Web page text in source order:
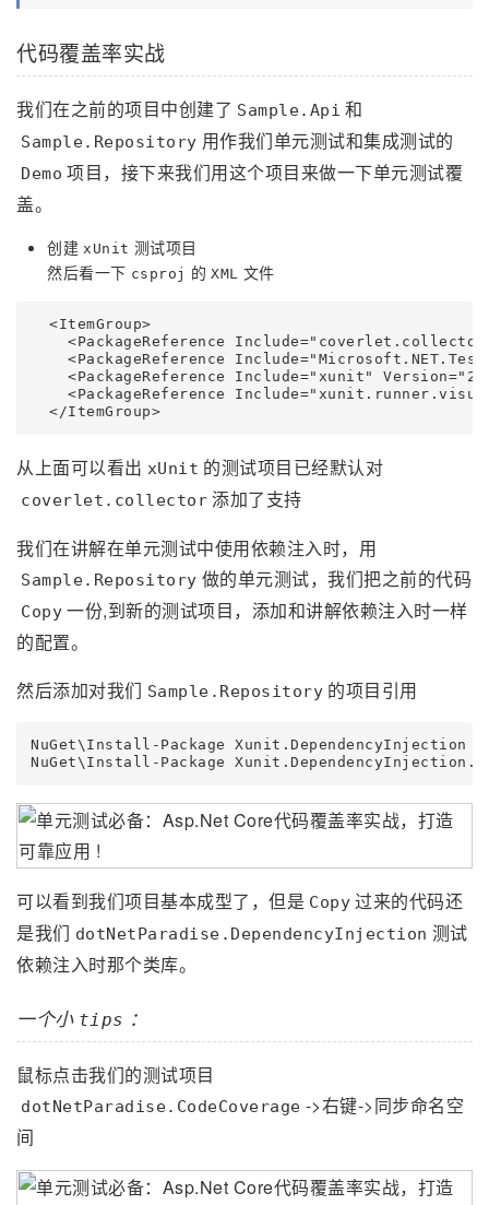
代码覆盖率实战
我们在之前的项目中创建了 Sample.Api 和
Sample.Repository 用作我们单元测试和集成测试的
Demo 项目，接下来我们用这个项目来做一下单元测试覆
盖。
创建 xUnit 测试项目
然后看一下 csproj 的 XML 文件
  <ItemGroup>
<PackageReference
<PackageReference
<PackageReference Include="xunit"
<PackageReference
从上面可以看出 xUnit 的测试项目已经默认对
coverlet.collector 添加了支持
我们在讲解在单元测试中使用依赖注入时，用
Sample.Repository 做的单元测试，我们把之前的代码
Copy 一份,到新的测试项目，添加和讲解依赖注入时一样
的配置。
然后添加对我们 Sample.Repository 的项目引用
NuGet\Install-Package Xunit.DependencyInjection
可以看到我们项目基本成型了，但是 Copy 过来的代码还
是我们 dotNetParadise.DependencyInjection 测试
依赖注入时那个类库。
一个小 tips ：
鼠标点击我们的测试项目
dotNetParadise.CodeCoverage ->右键->同步命名空
间